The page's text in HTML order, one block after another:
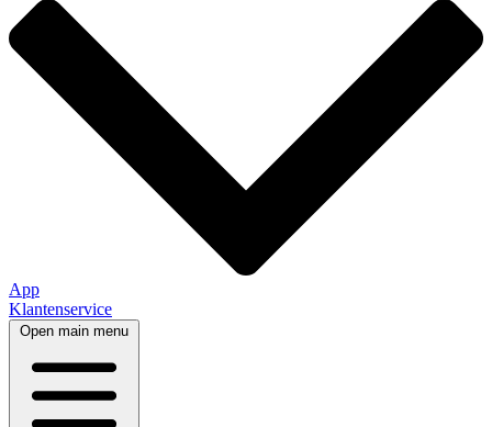
App
Klantenservice
Open main menu